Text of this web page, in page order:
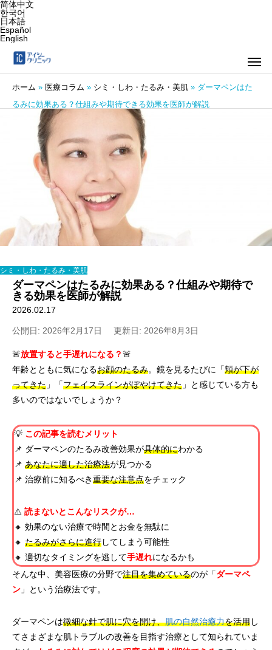
简体中文
한국어
日本語
Español
English
ホーム » 医療コラム » シミ・しわ・たるみ・美肌 » ダーマペンはた
るみに効果ある？仕組みや期待できる効果を医師が解説
シミ・しわ・たるみ・美肌
ダーマペンはたるみに効果ある？仕組みや期待で
きる効果を医師が解説
2026.02.17
公開日: 2026年2月17日 更新日: 2026年8月3日
🚨放置すると手遅れになる？🚨
年齢とともに気になるお顔のたるみ。鏡を見るたびに「頬が下が
ってきた 」「フェイスラインがぼやけてきた 」と感じている方も
多いのではないでしょうか？
💡 この記事を読むメリット
📌 ダーマペンのたるみ改善効果が具体的にわかる
📌 あなたに適した治療法が見つかる
📌 治療前に知るべき重要な注意点をチェック
⚠️ 読まないとこんなリスクが…
🔸 効果のない治療で時間とお金を無駄に
🔸 たるみがさらに進行してしまう可能性
🔸 適切なタイミングを逃して手遅れになるかも
そんな中、美容医療の分野で注目を集めているのが「ダーマペ
ン 」という治療法です。
ダーマペンは微細な針で肌に穴を開け、肌の自然治癒力を活用し
てさまざまな肌トラブルの改善を目指す治療として知られていま